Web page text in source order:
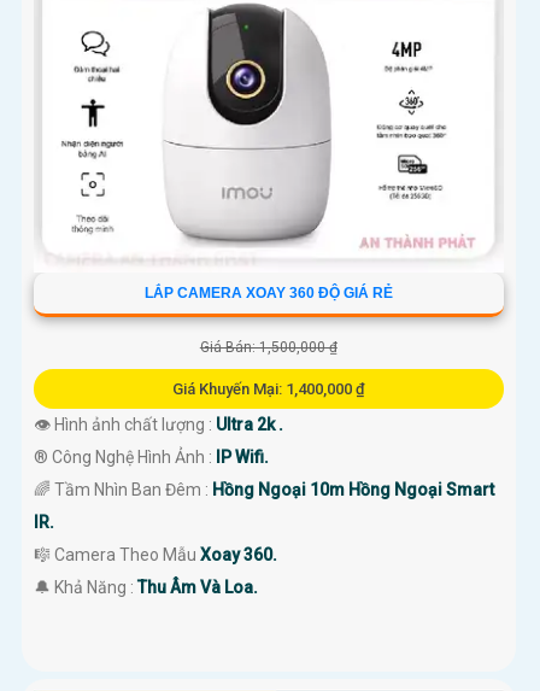
LẮP CAMERA XOAY 360 ĐỘ GIÁ RẺ
Giá Bán: 1,500,000 ₫
Giá Khuyến Mại: 1,400,000 ₫
👁 Hình ảnh chất lượng : Ultra 2k .
®️ Công Nghệ Hình Ảnh :
IP Wifi.
🌈 Tầm Nhìn Ban Đêm : Hồng Ngoại 10m Hồng Ngoại Smart
IR.
🎼️ Camera Theo Mẫu Xoay 360.
️🔔 Khả Năng :Thu Âm Và Loa.